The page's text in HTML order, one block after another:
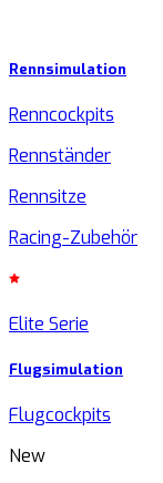
Rennsimulation
Renncockpits
Rennständer
Rennsitze
Racing-Zubehör
Elite Serie
Flugsimulation
Flugcockpits
New